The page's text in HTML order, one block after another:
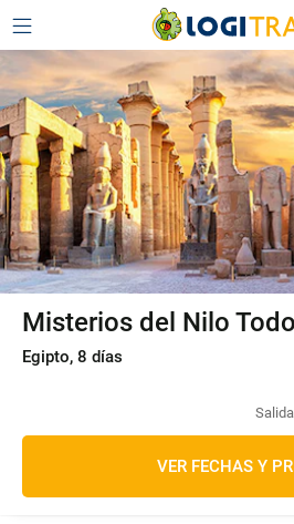
Misterios del Nilo
Egipto, 8 días
VER FECHAS Y